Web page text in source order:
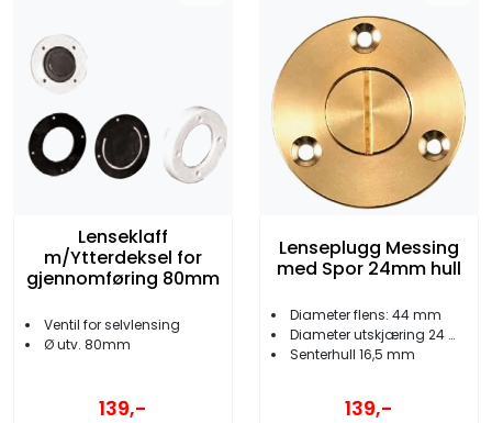
Lenseklaff
m/Ytterdeksel for
gjennomføring 80mm
Ventil for selvlensing
Ø utv. 80mm
139,-
Lenseplugg Messing
med Spor 24mm hull
Diameter flens: 44 mm
Diameter utskjæring 24 mm
Senterhull 16,5 mm
139,-